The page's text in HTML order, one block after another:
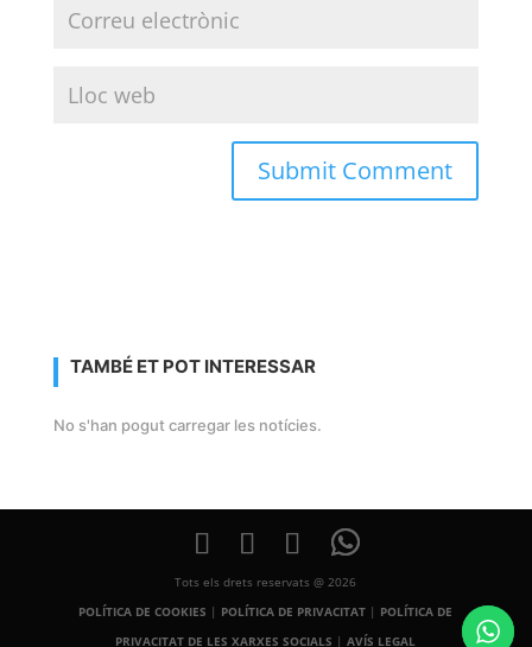
TAMBÉ ET POT INTERESSAR
No s'han pogut carregar les notícies.
Tots els drets reservats @ 2026
POLÍTICA DE COOKIES | POLÍTICA DE PRIVACITAT | POLÍTICA DE
PRIVACITAT DE LES XARXES SOCIALS |AVÍS LEGAL